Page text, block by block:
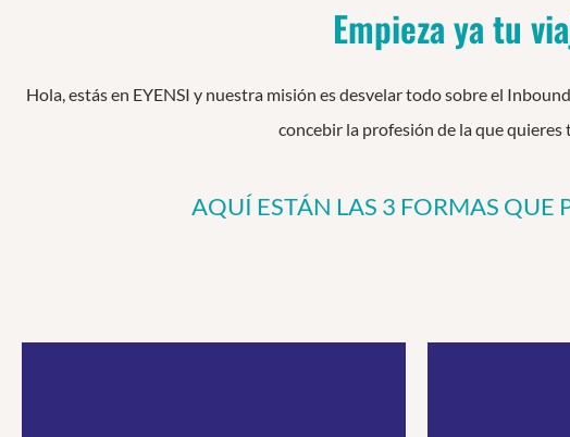
Empieza ya tu
Hola, estás en EYENSI y nuestra misión es desvelar todo sobre el
concebir la profesión de la que
AQUÍ ESTÁN LAS 3 FORMAS QUE